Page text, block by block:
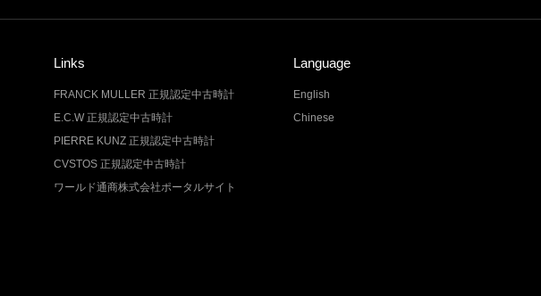
Links
FRANCK MULLER 正規認定中古時計
E.C.W 正規認定中古時計
PIERRE KUNZ 正規認定中古時計
CVSTOS 正規認定中古時計
ワールド通商株式会社ポータルサイト
Language
English
Chinese